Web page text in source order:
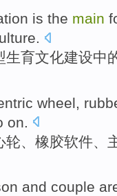
is the main
.
生育文化建设中
wheel,
on
轮 橡胶软件
and couple